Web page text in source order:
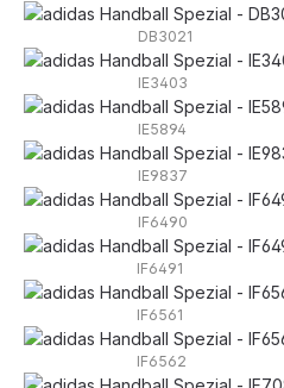
DB3021
IE3403
IE5894
IE9837
IF6490
IF6491
IF6561
IF6562